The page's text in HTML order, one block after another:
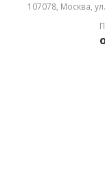
107078, Москва,